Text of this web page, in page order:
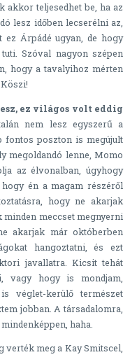
akkor teljesedhet be, ha az
lesz időben lecserélni az,
Árpádé ugyan, de hogy
Szóval nagyon szépen
hogy a tavalyihoz mérten
ez világos volt eddig
nem lesz egyszerű a
fontos poszton is megújult
megoldandó lenne, Momo
az élvonalban, úgyhogy
én a magam részéről
hogy ne akarjak
meccset megnyerni
akarjak már októberben
hangoztatni, és ezt
javallatra. Kicsit tehát
vagy hogy is mondjam,
véglet-kerülő természet
jobban. A társadalomra,
haha.
verték meg a Kay Smitscel,